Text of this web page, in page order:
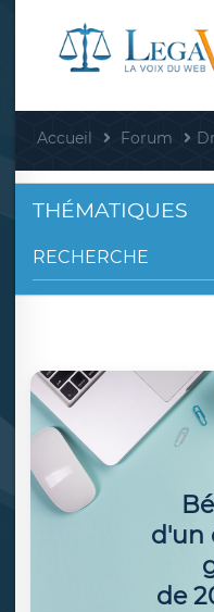
Accueil Forum
THÉMATIQUES
d'un
de